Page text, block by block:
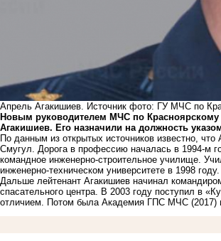
Апрель Агакишиев. Источник фото: ГУ МЧС по
Новым руководителем МЧС по
Агакишиев. Его назначили на должность
По данным из открытых источников известно,
Смугул. Дорога в профессию началась в 1994-м
командное инженерно-строительное училище.
инженерно-техническом университете в 1998 году.
Дальше лейтенант Агакишиев начинал
спасательного центра. В 2003 году поступил в
отличием. Потом была Академия ГПС МЧС (2017)